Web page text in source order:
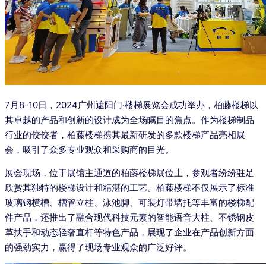
7月8-10日，2024广州遮阳门·楼梯展览会成功举办，柏藤楼梯以
其卓越的产品和创新的设计成为全场瞩目的焦点。作为楼梯制品
行业的佼佼者，柏藤楼梯携其最新研发的多款楼梯产品亮相展
会，吸引了众多专业观众和采购商的目光。
展会现场，位于展馆主通道的柏藤楼梯展位上，参观者纷纷驻足
欣赏其独特的楼梯设计和精湛的工艺。柏藤楼梯不仅展示了标准
玻璃钢横槽、槽管立柱、泳池脚、可装灯带墙托等丰富的楼梯配
件产品，还推出了融合现代科技元素的智能语音大柱、不锈钢皮
革扶手和动态轻奢直杆等特色产品，展现了企业在产品创新方面
的强劲实力，赢得了现场专业观众的广泛好评。